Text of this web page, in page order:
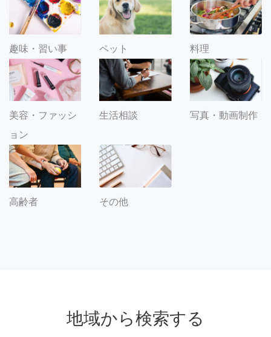
趣味・習い事 ペット 料理
美容・ファッシ
ョン
生活相談 写真・動画制作
高齢者 その他
地域から検索する